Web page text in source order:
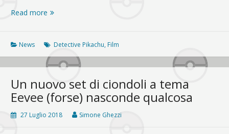
Read more Il
Pikachu
cambia
casa
e
passa
Warner
News Detective Pikachu, Film
Un nuovo set di ciondoli a tema
Eevee (forse) nasconde qualcosa
27 Luglio 2018 Simone Ghezzi